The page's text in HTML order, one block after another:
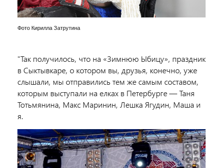
Фото Кирилла Затрутина
"Так получилось, что на «Зимнюю Ыбицу», праздник
в Сыктывкаре, о котором вы, друзья, конечно, уже
слышали, мы отправились тем же самым составом,
которым выступали на елках в Петербурге — Таня
Тотьмянина, Макс Маринин, Лешка Ягудин, Маша и
я.